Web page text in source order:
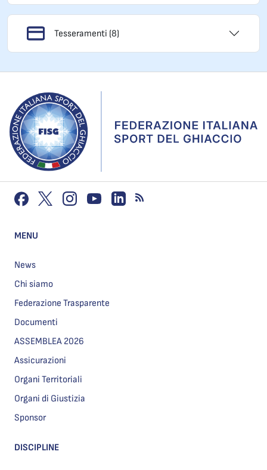
Tesseramenti (8)
MENU
News
Chi siamo
Federazione Trasparente
Documenti
ASSEMBLEA 2026
Assicurazioni
Organi Territoriali
Organi di Giustizia
Sponsor
DISCIPLINE